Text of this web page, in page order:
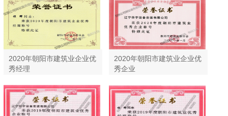
2020年朝阳市建筑业企业优
秀经理
2020年朝阳市建筑业企业优
秀企业